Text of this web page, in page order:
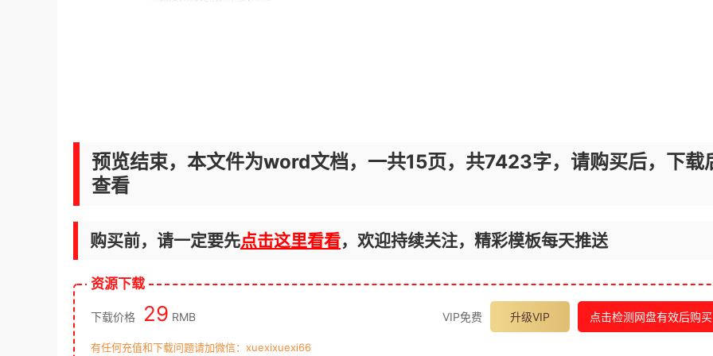
预览结束，本文件为word文档，一共15页，共7423字，请购买后，下载
查看
购买前，请一定要先点击这里看看，欢迎持续关注，精彩模板每天推送
资源下载
下载价格 29 RMB VIP免费 升级VIP 点击检测网盘有效后购买
有任何充值和下载问题请加微信：xuexixuexi66